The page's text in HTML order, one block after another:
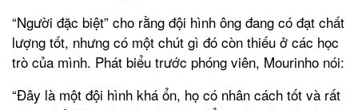
“Người đặc biệt” cho rằng đội hình ông đang có đạt chất
lượng tốt, nhưng có một chút gì đó còn thiếu ở các học
trò của mình. Phát biểu trước phóng viên, Mourinho nói:
“Đây là một đội hình khá ổn, họ có nhân cách tốt và rất